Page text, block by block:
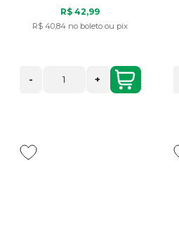
R$ 42,99
R$ 40,84 no boleto ou pix
- +